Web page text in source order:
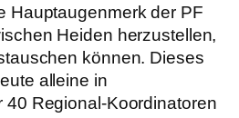
Hauptaugenmerk der PF
Heiden herzustellen,
können. Dieses
alleine in
40 Regional-Koordinatoren